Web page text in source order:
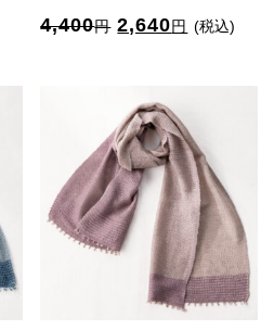
4,400円 元
格
は
4,400
円
で
た。
2,640円 現
格
は
2,640
円
で
す。
(税込)